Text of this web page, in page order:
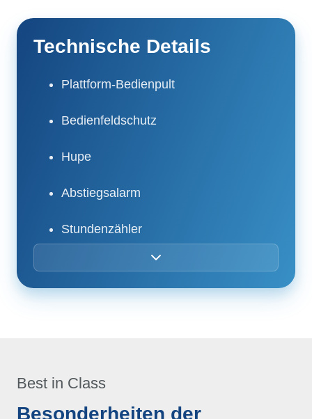
Technische Details
Plattform-Bedienpult
Bedienfeldschutz
Hupe
Abstiegsalarm
Stundenzähler
Tank- / Batterieladungsanzeige
Anlasser und Notpumpe
Best in Class
Besonderheiten der